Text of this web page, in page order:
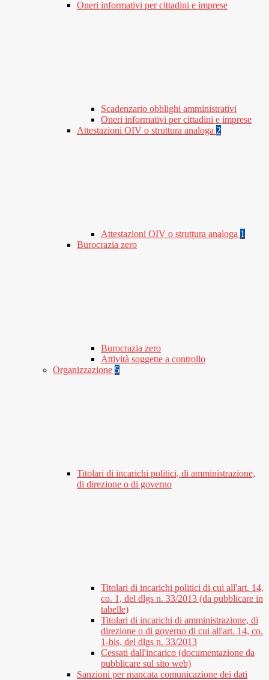
Oneri informativi per cittadini e imprese
Scadenzario obblighi amministrativi
Oneri informativi per cittadini e imprese
Attestazioni OIV o struttura analoga 2
Attestazioni OIV o struttura analoga 1
Burocrazia zero
Burocrazia zero
Attività soggette a controllo
Organizzazione 5
Titolari di incarichi politici, di amministrazione,
di direzione o di governo
Titolari di incarichi politici di cui all'art. 14,
co. 1, del dlgs n. 33/2013 (da pubblicare in
tabelle)
Titolari di incarichi di amministrazione, di
direzione o di governo di cui all'art. 14, co.
1-bis, del dlgs n. 33/2013
Cessati dall'incarico (documentazione da
pubblicare sul sito web)
Sanzioni per mancata comunicazione dei dati